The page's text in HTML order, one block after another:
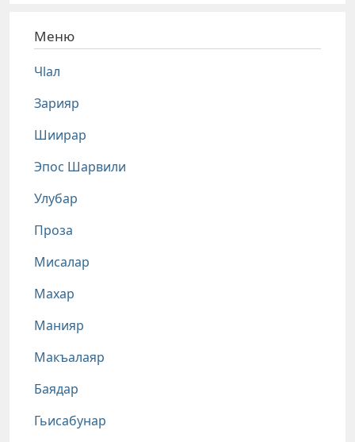
Меню
Чlал
Зарияр
Шиирар
Эпос Шарвили
Улубар
Проза
Мисалар
Махар
Манияр
Макъалаяр
Баядар
Гьисабунар